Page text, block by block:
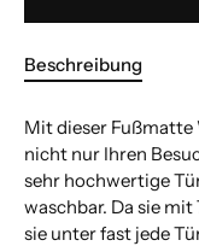
Beschreibung
Mit dieser Fußmatte
nicht nur Ihren
sehr hochwertige
waschbar. Da sie
sie unter fast jede